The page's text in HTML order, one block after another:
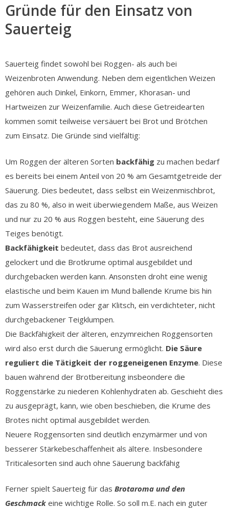
Gründe für den Einsatz von
Sauerteig
Sauerteig findet sowohl bei Roggen- als auch bei
Weizenbroten Anwendung. Neben dem eigentlichen Weizen
gehören auch Dinkel, Einkorn, Emmer, Khorasan- und
Hartweizen zur Weizenfamilie. Auch diese Getreidearten
kommen somit teilweise versäuert bei Brot und Brötchen
zum Einsatz. Die Gründe sind vielfältig:
Um Roggen der älteren Sorten backfähig zu machen bedarf
es bereits bei einem Anteil von 20 % am Gesamtgetreide der
Säuerung. Dies bedeutet, dass selbst ein Weizenmischbrot,
das zu 80 %, also in weit überwiegendem Maße, aus Weizen
und nur zu 20 % aus Roggen besteht, eine Säuerung des
Teiges benötigt.
Backfähigkeit bedeutet, dass das Brot ausreichend
gelockert und die Brotkrume optimal ausgebildet und
durchgebacken werden kann. Ansonsten droht eine wenig
elastische und beim Kauen im Mund ballende Krume bis hin
zum Wasserstreifen oder gar Klitsch, ein verdichteter, nicht
durchgebackener Teigklumpen.
Die Backfähigkeit der älteren, enzymreichen Roggensorten
wird also erst durch die Säuerung ermöglicht. Die Säure
reguliert die Tätigkeit der roggeneigenen Enzyme. Diese
bauen während der Brotbereitung insbeondere die
Roggenstärke zu niederen Kohlenhydraten ab. Geschieht dies
zu ausgeprägt, kann, wie oben beschieben, die Krume des
Brotes nicht optimal ausgebildet werden.
Neuere Roggensorten sind deutlich enzymärmer und von
besserer Stärkebeschaffenheit als ältere. Insbesondere
Triticalesorten sind auch ohne Säuerung backfähig
Ferner spielt Sauerteig für das Brotaroma und den
Geschmack eine wichtige Rolle. So soll m.E. nach ein guter